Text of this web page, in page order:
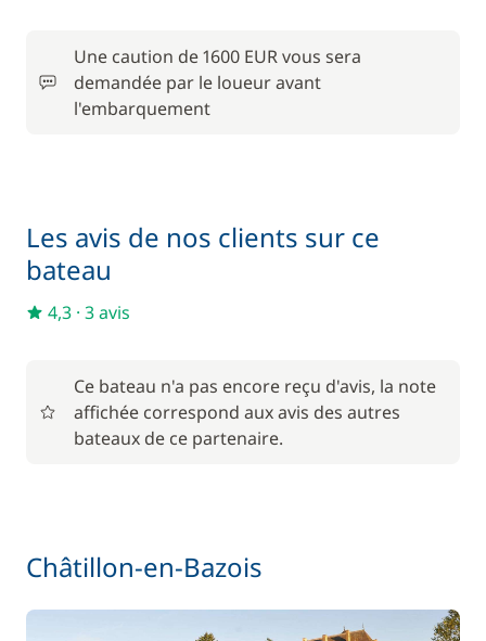
Parking Voitures
Une caution de 1600 EUR vous sera
demandée par le loueur avant
l'embarquement
Les avis de nos clients sur ce
bateau
4,3 · 3 avis
Ce bateau n'a pas encore reçu d'avis, la note
affichée correspond aux avis des autres
bateaux de ce partenaire.
Châtillon-en-Bazois